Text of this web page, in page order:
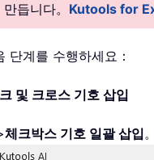
듭니다。 Kutools for
계를 수행하세요：
및 크로스 기호 삽입
체크박스 기호 일괄 삽입